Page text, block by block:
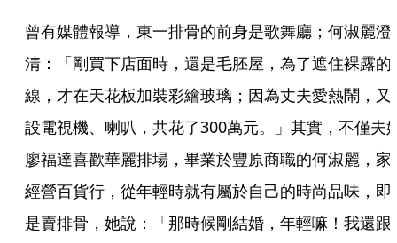
曾有媒體報導，東一排骨的前身是歌舞廳；何淑麗澄
清：「剛買下店面時，還是毛胚屋，為了遮住裸露的
線，才在天花板加裝彩繪玻璃；因為丈夫愛熱鬧，又
設電視機、喇叭，共花了300萬元。」其實，不僅夫
廖福達喜歡華麗排場，畢業於豐原商職的何淑麗，家
經營百貨行，從年輕時就有屬於自己的時尚品味，即
是賣排骨，她說：「那時候剛結婚，年輕嘛！我還跟